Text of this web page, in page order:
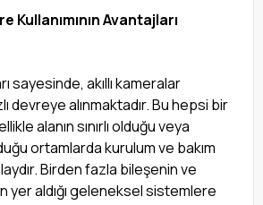
Kullanımının Avantajları
sayesinde, akıllı kameralar
devreye alınmaktadır. Bu hepsi bir
alanın sınırlı olduğu veya
ortamlarda kurulum ve bakım
Birden fazla bileşenin ve
yer aldığı geleneksel sistemlere